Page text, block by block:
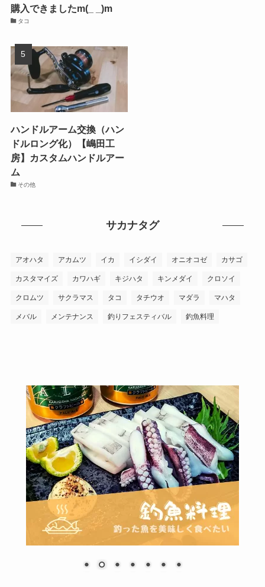
購入できましたm(_ _)m
タコ
ハンドルアーム交換（ハン
ドルロング化）【嶋田工
房】カスタムハンドルアー
ム
その他
サカナタグ
アオハタ アカムツ イカ イシダイ オニオコゼ カサゴ
カスタマイズ カワハギ キジハタ キンメダイ クロソイ
クロムツ サクラマス タコ タチウオ マダラ マハタ
メバル メンテナンス 釣りフェスティバル 釣魚料理